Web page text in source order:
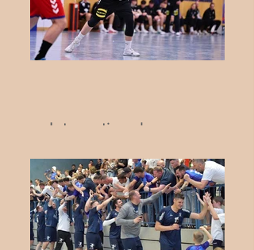
Internationaler
Deutschland trifft auf die
Schweiz